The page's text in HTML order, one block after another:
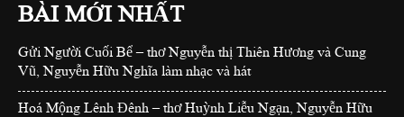
BÀI MỚI NHẤT
Gửi Người Cuối Bể – thơ Nguyễn thị Thiên Hương và Cung
Vũ, Nguyễn Hữu Nghĩa làm nhạc và hát
Hoá Mộng Lênh Đênh – thơ Huỳnh Liễu Ngạn, Nguyễn Hữu